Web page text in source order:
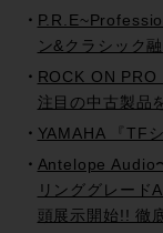
ン&クラシック
ROCK ON
注目の中古製品
YAMAHA 『TF
Antelope Audio
リンググレード
頭展示開始!! 徹